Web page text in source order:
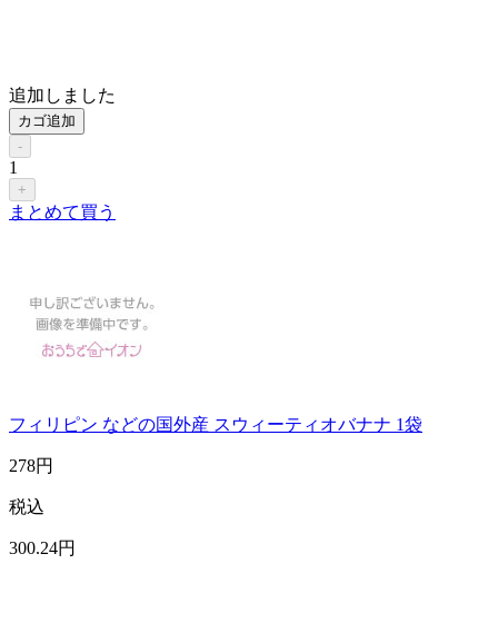
追加しました
カゴ追加
-
1
+
まとめて買う
フィリピン などの国外産 スウィーティオバナナ 1袋
278円
税込
300.24円